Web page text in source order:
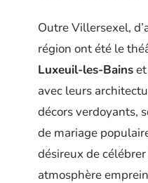
Outre Villersexel,
région ont été le
Luxeuil-les-Bainset
avec leurs
décors verdoyants,
de mariage
désireux de
atmosphère